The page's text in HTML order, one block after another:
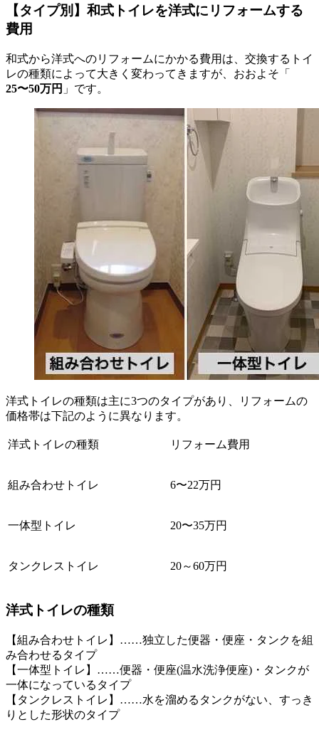
【タイプ別】和式トイレを洋式にリフォームする
費用
和式から洋式へのリフォームにかかる費用は、交換するトイ
レの種類によって大きく変わってきますが、おおよそ「
25〜50万円 」です。
洋式トイレの種類は主に3つのタイプがあり、リフォームの
価格帯は下記のように異なります。
洋式トイレの種類 リフォーム費用
組み合わせトイレ 6〜22万円
一体型トイレ 20〜35万円
タンクレストイレ 20～60万円
洋式トイレの種類
【組み合わせトイレ】……独立した便器・便座・タンクを組
み合わせるタイプ
【一体型トイレ】……便器・便座(温水洗浄便座)・タンクが
一体になっているタイプ
【タンクレストイレ】……水を溜めるタンクがない、すっき
りとした形状のタイプ